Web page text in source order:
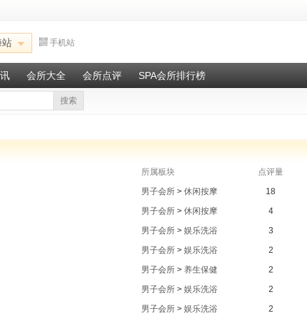
站 手机站
会所大全 会所点评 SPA会所排行榜
搜索
所属板块 点评量
男子会所 > 休闲按摩 18
男子会所 > 休闲按摩 4
男子会所 > 娱乐洗浴 3
男子会所 > 娱乐洗浴 2
男子会所 > 养生保健 2
男子会所 > 娱乐洗浴 2
男子会所 > 娱乐洗浴 2